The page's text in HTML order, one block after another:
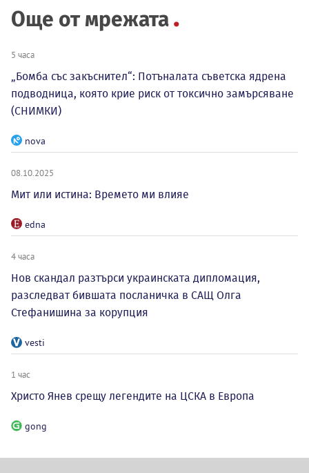
Още от мрежата
5 часа
„Бомба със закъснител“: Потъналата съветска ядрена
подводница, която крие риск от токсично замърсяване
(СНИМКИ)
nova
08.10.2025
Мит или истина: Времето ми влияе
edna
4 часа
Нов скандал разтърси украинската дипломация,
разследват бившата посланичка в САЩ Олга
Стефанишина за корупция
vesti
1 час
Христо Янев срещу легендите на ЦСКА в Европа
gong